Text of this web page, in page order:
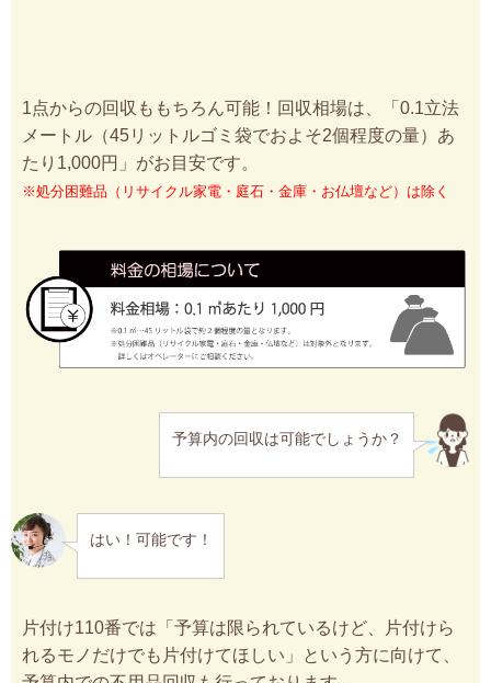
1点からの回収ももちろん可能！回収相場は、「0.1立法
メートル（45リットルゴミ袋でおよそ2個程度の量）あ
たり1,000円」がお目安です。
※処分困難品（リサイクル家電・庭石・金庫・お仏壇など）は除く
予算内の回収は可能でしょうか？
はい！可能です！
片付け110番では「予算は限られているけど、片付けら
れるモノだけでも片付けてほしい」という方に向けて、